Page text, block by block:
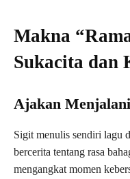
Makna
Sukacita dan
Ajakan
Sigit menulis sendiri lagu
bercerita tentang rasa
mengangkat momen